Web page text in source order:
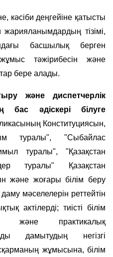
кәсіби деңгейіне қатысты
тізімі,
басшылық берген
тәжірибесін және
бере алады.
және диспетчерлік
бас әдіскері білуге
Конституциясын,
туралы", "Сыбайлас
туралы", "Қазақстан
туралы" Қазақстан
және жоғары білім беру
мәселелерін реттейтін
актілерді; тиісті білім
және практикалық
дамытудың негізгі
жұмысына, білім